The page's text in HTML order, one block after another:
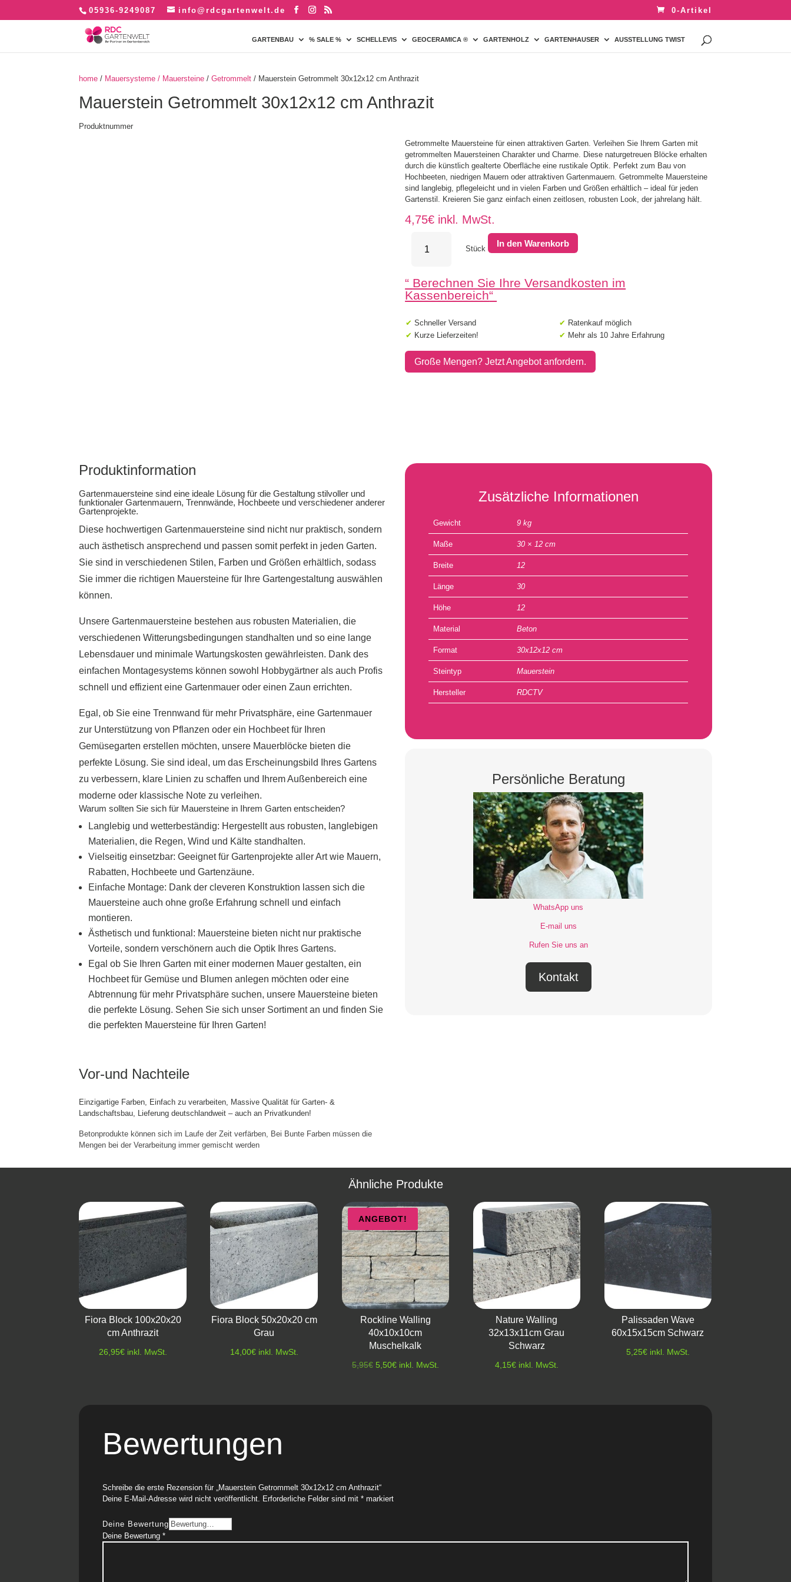
05936-9249087 info@rdcgartenwelt.de 0-Artikel
GARTENBAU % SALE % SCHELLEVIS GEOCERAMICA ® GARTENHOLZ GARTENHAUSER AUSSTELLUNG TWIST
home / Mauersysteme / Mauersteine /Getrommelt / Mauerstein Getrommelt 30x12x12 cm Anthrazit
Mauerstein Getrommelt 30x12x12 cm Anthrazit
Produktnummer
Getrommelte Mauersteine ​​für einen attraktiven Garten. Verleihen Sie Ihrem Garten mit
getrommelten Mauersteinen Charakter und Charme. Diese naturgetreuen Blöcke erhalten
durch die künstlich gealterte Oberfläche eine rustikale Optik. Perfekt zum Bau von
Hochbeeten, niedrigen Mauern oder attraktiven Gartenmauern. Getrommelte Mauersteine ​​
sind langlebig, pflegeleicht und in vielen Farben und Größen erhältlich – ideal für jeden
Gartenstil. Kreieren Sie ganz einfach einen zeitlosen, robusten Look, der jahrelang hält.
4,75€ inkl. MwSt.
Getrommelt
Anthrazit
Menge
Stück
In den Warenkorb
“ Berechnen Sie Ihre Versandkosten im
Kassenbereich“
✔Schneller Versand ✔ Ratenkauf möglich
✔ Kurze Lieferzeiten! ✔ Mehr als 10 Jahre Erfahrung
Große Mengen? Jetzt Angebot anfordern.
Produktinformation
Gartenmauersteine ​​sind eine ideale Lösung für die Gestaltung stilvoller und
funktionaler Gartenmauern, Trennwände, Hochbeete und verschiedener anderer
Gartenprojekte.
Diese hochwertigen Gartenmauersteine ​​sind nicht nur praktisch, sondern
auch ästhetisch ansprechend und passen somit perfekt in jeden Garten.
Sie sind in verschiedenen Stilen, Farben und Größen erhältlich, sodass
Sie immer die richtigen Mauersteine ​​für Ihre Gartengestaltung auswählen
können.
Unsere Gartenmauersteine ​​bestehen aus robusten Materialien, die
verschiedenen Witterungsbedingungen standhalten und so eine lange
Lebensdauer und minimale Wartungskosten gewährleisten. Dank des
einfachen Montagesystems können sowohl Hobbygärtner als auch Profis
schnell und effizient eine Gartenmauer oder einen Zaun errichten.
Egal, ob Sie eine Trennwand für mehr Privatsphäre, eine Gartenmauer
zur Unterstützung von Pflanzen oder ein Hochbeet für Ihren
Gemüsegarten erstellen möchten, unsere Mauerblöcke bieten die
perfekte Lösung. Sie sind ideal, um das Erscheinungsbild Ihres Gartens
zu verbessern, klare Linien zu schaffen und Ihrem Außenbereich eine
moderne oder klassische Note zu verleihen.
Warum sollten Sie sich für Mauersteine ​​in Ihrem Garten entscheiden?
Langlebig und wetterbeständig: Hergestellt aus robusten, langlebigen
Materialien, die Regen, Wind und Kälte standhalten.
Vielseitig einsetzbar: Geeignet für Gartenprojekte aller Art wie Mauern,
Rabatten, Hochbeete und Gartenzäune.
Einfache Montage: Dank der cleveren Konstruktion lassen sich die
Mauersteine ​​auch ohne große Erfahrung schnell und einfach
montieren.
Ästhetisch und funktional: Mauersteine ​​bieten nicht nur praktische
Vorteile, sondern verschönern auch die Optik Ihres Gartens.
Egal ob Sie Ihren Garten mit einer modernen Mauer gestalten, ein
Hochbeet für Gemüse und Blumen anlegen möchten oder eine
Abtrennung für mehr Privatsphäre suchen, unsere Mauersteine ​​bieten
die perfekte Lösung. Sehen Sie sich unser Sortiment an und finden Sie
die perfekten Mauersteine ​​für Ihren Garten!
Vor-und Nachteile
Einzigartige Farben, Einfach zu verarbeiten, Massive Qualität für Garten- &
Landschaftsbau, Lieferung deutschlandweit – auch an Privatkunden!
Betonprodukte können sich im Laufe der Zeit verfärben, Bei Bunte Farben müssen die
Mengen bei der Verarbeitung immer gemischt werden
Zusätzliche Informationen
Gewicht 9 kg
Maße 30 × 12 cm
Breite 12
Länge 30
Höhe 12
Material Beton
Format 30x12x12 cm
Steintyp Mauerstein
Hersteller RDCTV
Persönliche Beratung
WhatsApp uns
E-mail uns
Rufen Sie uns an
Kontakt
Ähnliche Produkte
Fiora Block 100x20x20
cm Anthrazit
26,95€ inkl. MwSt.
Fiora Block 50x20x20 cm
Grau
14,00€ inkl. MwSt.
ANGEBOT!
Rockline Walling
40x10x10cm
Muschelkalk
5,95€ Ursprünglicher
5,50€Aktueller
inkl. MwSt.
Nature Walling
32x13x11cm Grau
Schwarz
4,15€ inkl. MwSt.
Palissaden Wave
60x15x15cm Schwarz
5,25€ inkl. MwSt.
Bewertungen
Schreibe die erste Rezension für „Mauerstein Getrommelt 30x12x12 cm Anthrazit“
Deine E-Mail-Adresse wird nicht veröffentlicht. Erforderliche Felder sind mit* markiert
Deine Bewertung
Deine Bewertung*